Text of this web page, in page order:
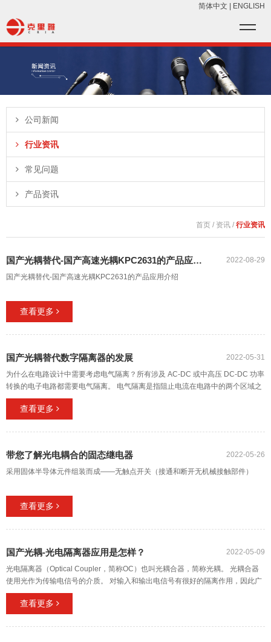
简体中文 ENGLISH
公司新闻
行业资讯
常见问题
产品资讯
首页 / 资讯 / 行业资讯
国产光耦替代-国产高速光耦KPC2631的产品应用介绍
2022-08-29
国产光耦替代-国产高速光耦KPC2631的产品应用介绍
查看更多
国产光耦替代数字隔离器的发展
2022-05-31
为什么在电路设计中需要考虑电气隔离？所有涉及 AC-DC 或中高压 DC-DC 功率
转换的电子电路都需要电气隔离。 电气隔离是指阻止电流在电路中的两个区域之
间流动，确保没有实际的电气连接，它有两个主要功能：
查看更多
带您了解光电耦合的固态继电器
2022-05-26
采用固体半导体元件组装而成——无触点开关（接通和断开无机械接触部件）
查看更多
国产光耦-光电隔离器应用是怎样？
2022-05-09
光电隔离器（Optical Coupler，简称OC）也叫光耦合器，简称光耦。 光耦合器
使用光作为传输电信号的介质。 对输入和输出电信号有很好的隔离作用，因此广
泛应用于各种电路中。
查看更多